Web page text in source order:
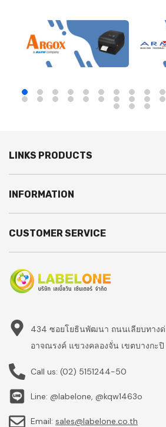
LINKS PRODUCTS
INFORMATION
CUSTOMER SERVICE
434 ซอยโยธินพัฒนา ถนนเลียบทาง
อาจณรงค์ แขวงคลองจั่น เขตบางกะปิ
Call us: (02) 5151244-50
Line: @labelone, @kqw1463o
Email: sales@labelone.co.th